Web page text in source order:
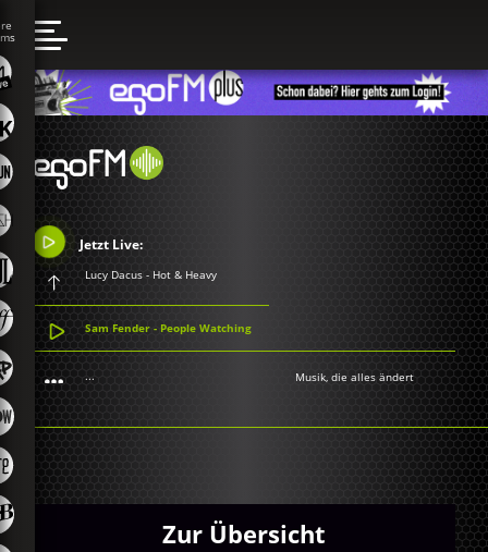
Jetzt Live:
Lucy Dacus - Hot & Heavy
Sam Fender - People Watching
... Musik, die alles ändert
Zur Übersicht